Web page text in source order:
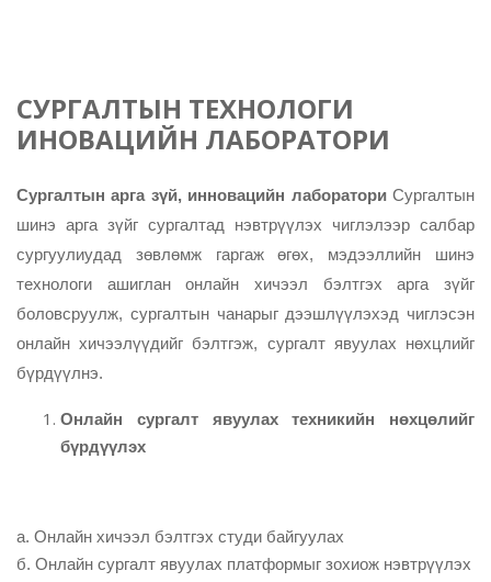
СУРГАЛТЫН ТЕХНОЛОГИ
ИНОВАЦИЙН ЛАБОРАТОРИ
Сургалтын арга зүй, инновацийн лаборатори Сургалтын
шинэ арга зүйг сургалтад нэвтрүүлэх чиглэлээр салбар
сургуулиудад зөвлөмж гаргаж өгөх, мэдээллийн шинэ
технологи ашиглан онлайн хичээл бэлтгэх арга зүйг
боловсруулж, сургалтын чанарыг дээшлүүлэхэд чиглэсэн
онлайн хичээлүүдийг бэлтгэж, сургалт явуулах нөхцлийг
бүрдүүлнэ.
Онлайн сургалт явуулах техникийн нөхцөлийг
бүрдүүлэх
а. Онлайн хичээл бэлтгэх студи байгуулах
б. Онлайн сургалт явуулах платформыг зохиож нэвтрүүлэх